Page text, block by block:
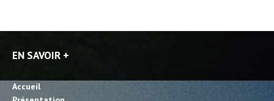
EN SAVOIR +
Accueil